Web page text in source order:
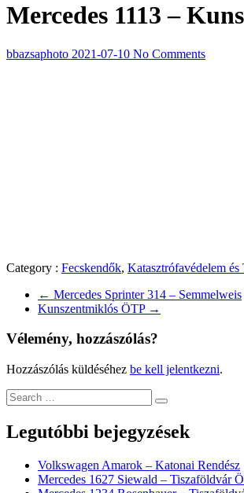
Mercedes 1113 –
bbazsaphoto 2021-07-10 No Comments
Category : Fecskendők, Katasztrófavédelem és
← Mercedes Sprinter 314 – Semmelweis
Kunszentmiklós ÖTP →
Vélemény, hozzászólás?
Hozzászólás küldéséhez be kell jelentkezni.
Legutóbbi bejegyzések
Volkswagen Amarok – Katonai Rendész
Mercedes 1627 Siewald – Tiszaföldvár